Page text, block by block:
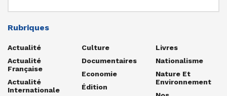
Rubriques
Actualité
Actualité
Française
Actualité
Internationale
Culture
Documentaires
Economie
Édition
Livres
Nationalisme
Nature Et
Environnement